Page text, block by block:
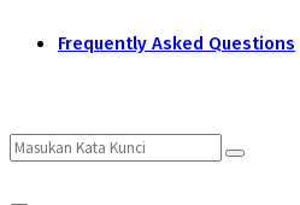
Frequently Asked Questions
Search
Search